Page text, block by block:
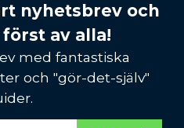
nyhetsbrev och
av alla!
med fantastiska
och "gör-det-själv"